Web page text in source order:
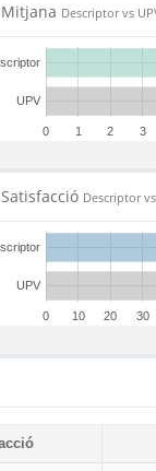
Mitjana Descriptor vs
0 1 2 3
UPV
Satisfacció Descriptor
0 10 20 30
UPV